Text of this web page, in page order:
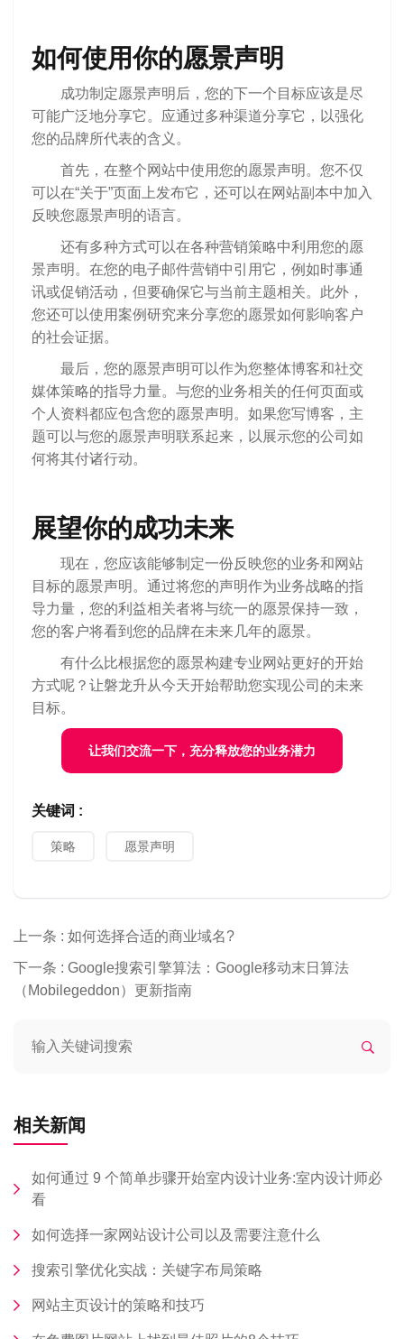
如何使用你的愿景声明
成功制定愿景声明后，您的下一个目标应该是尽
可能广泛地分享它。应通过多种渠道分享它，以强化
您的品牌所代表的含义。
首先，在整个网站中使用您的愿景声明。您不仅
可以在“关于”页面上发布它，还可以在网站副本中加入
反映您愿景声明的语言。
还有多种方式可以在各种营销策略中利用您的愿
景声明。在您的电子邮件营销中引用它，例如时事通
讯或促销活动，但要确保它与当前主题相关。此外，
您还可以使用案例研究来分享您的愿景如何影响客户
的社会证据。
最后，您的愿景声明可以作为您整体博客和社交
媒体策略的指导力量。与您的业务相关的任何页面或
个人资料都应包含您的愿景声明。如果您写博客，主
题可以与您的愿景声明联系起来，以展示您的公司如
何将其付诸行动。
展望你的成功未来
现在，您应该能够制定一份反映您的业务和网站
目标的愿景声明。通过将您的声明作为业务战略的指
导力量，您的利益相关者将与统一的愿景保持一致，
您的客户将看到您的品牌在未来几年的愿景。
有什么比根据您的愿景构建专业网站更好的开始
方式呢？让磐龙升从今天开始帮助您实现公司的未来
目标。
让我们交流一下，充分释放您的业务潜力
关键词 :
策略 愿景声明
上一条 : 如何选择合适的商业域名?
下一条 : Google搜索引擎算法：Google移动末日算法
（Mobilegeddon）更新指南
相关新闻
如何通过 9 个简单步骤开始室内设计业务:室内设计师必
看
如何选择一家网站设计公司以及需要注意什么
搜索引擎优化实战：关键字布局策略
网站主页设计的策略和技巧